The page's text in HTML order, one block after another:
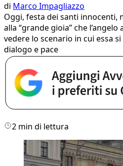
di Marco Impagliazzo
Oggi, festa dei santi innocenti,
alla “grande gioia” che
vedere lo scenario in cui essa
dialogo e pace
2 min di lettura